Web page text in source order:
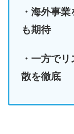
・海外事
も期待
・一方で
散を徹底